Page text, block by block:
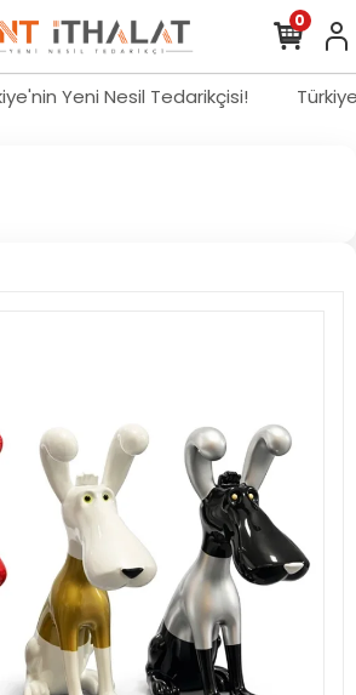
Yeni Nesil Tedarikçisi!
0